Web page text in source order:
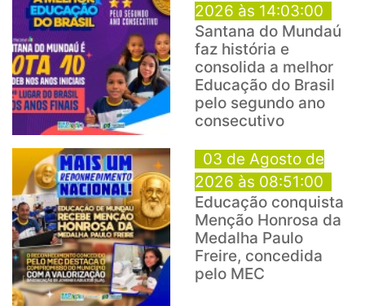
2026 às 14:03:00
Santana do Mundaú
faz história e
consolida a melhor
Educação do Brasil
pelo segundo ano
consecutivo
03 de Agosto de
2026 às 08:51:00
Educação conquista
Menção Honrosa da
Medalha Paulo
Freire, concedida
pelo MEC